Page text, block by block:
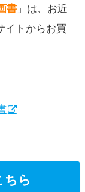
書」は、お近
イトからお買
ちら